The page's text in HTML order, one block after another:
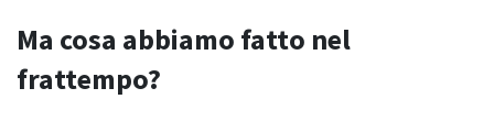
Ma cosa abbiamo fatto nel
frattempo?